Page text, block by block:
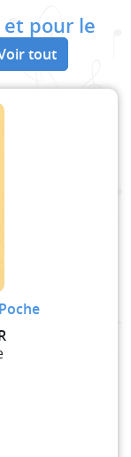
et pour le
tout